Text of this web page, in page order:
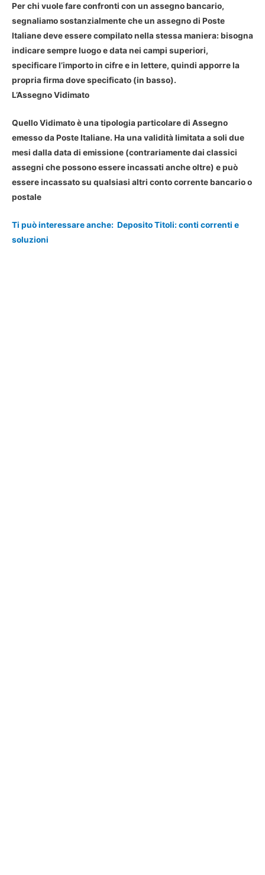
Per chi vuole fare confronti con un assegno bancario,
segnaliamo sostanzialmente che un assegno di Poste
Italiane deve essere compilato nella stessa maniera: bisogna
indicare sempre luogo e data nei campi superiori,
specificare l’importo in cifre e in lettere, quindi apporre la
propria firma dove specificato (in basso).
L’Assegno Vidimato
Quello Vidimato è una tipologia particolare di Assegno
emesso da Poste Italiane. Ha una validità limitata a soli due
mesi dalla data di emissione (contrariamente dai classici
assegni che possono essere incassati anche oltre) e può
essere incassato su qualsiasi altri conto corrente bancario o
postale
Ti può interessare anche: Deposito Titoli: conti correnti e
soluzioni